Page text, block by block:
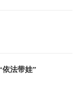
依法带娃”